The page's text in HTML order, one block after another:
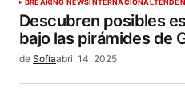
BREAKING NEWSINTERNACIONAL
Descubren posibles
bajo las pirámides de
de Sofíaabril 14, 2025